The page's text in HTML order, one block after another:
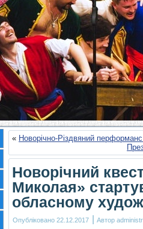
« Новорічно-Різдвяний перформанс
Новорічний
Миколая»
обласному
Опубліковано 22.12.2017 | Автор